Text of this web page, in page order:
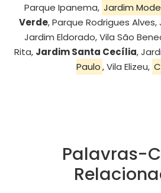
Parque Ipanema, Jardim
Verde, Parque Rodrigues
Jardim Eldorado, Vila São
Rita, Jardim Santa Cecília,
Paulo, Vila Elizeu,
Palavras-